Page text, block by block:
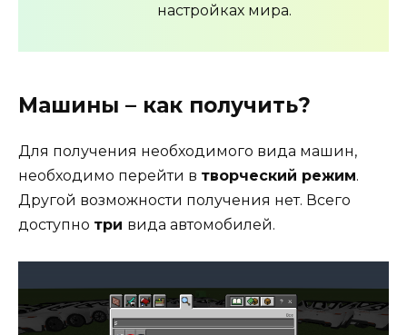
настройках мира.
Машины – как получить?
Для получения необходимого вида машин,
необходимо перейти в творческий режим.
Другой возможности получения нет. Всего
доступно три вида автомобилей.